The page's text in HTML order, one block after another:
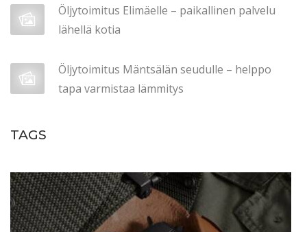
Öljytoimitus Elimäelle – paikallinen palvelu
lähellä kotia
Öljytoimitus Mäntsälän seudulle – helppo
tapa varmistaa lämmitys
TAGS